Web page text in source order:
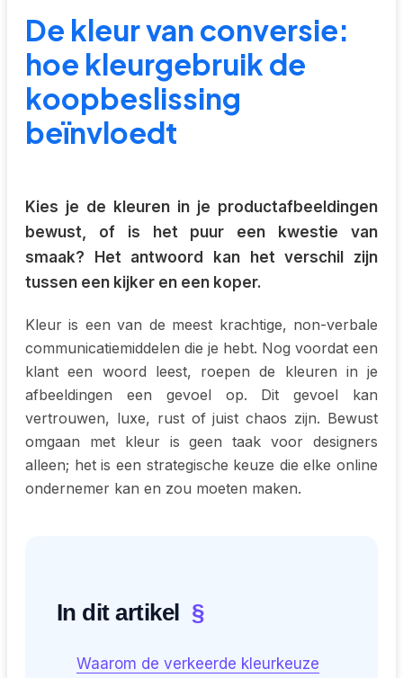
De kleur van conversie:
hoe kleurgebruik de
koopbeslissing
beïnvloedt
Kies je de kleuren in je productafbeeldingen
bewust, of is het puur een kwestie van
smaak? Het antwoord kan het verschil zijn
tussen een kijker en een koper.
Kleur is een van de meest krachtige, non-verbale
communicatiemiddelen die je hebt. Nog voordat een
klant een woord leest, roepen de kleuren in je
afbeeldingen een gevoel op. Dit gevoel kan
vertrouwen, luxe, rust of juist chaos zijn. Bewust
omgaan met kleur is geen taak voor designers
alleen; het is een strategische keuze die elke online
ondernemer kan en zou moeten maken.
In dit artikel §
Waarom de verkeerde kleurkeuze